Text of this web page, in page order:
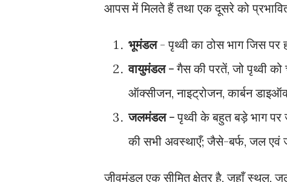
आपस में मिलते हैं तथा एक दूसरे को
भूमंडल- पृथ्वी का ठोस भाग जिस
वायुमंडल -गैस की परतें, जो पृथ्वी
ऑक्सीजन, नाइट्रोजन, कार्बन
जलमंडल -पृथ्वी के बहुत बड़े भाग
की सभी अवस्थाएँ; जैसे-बर्फ, जल एवं
जीवमंडल एक सीमित क्षेत्र है, जहाँ स्थल,